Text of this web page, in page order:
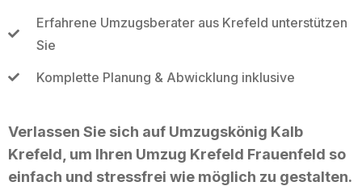
Erfahrene Umzugsberater aus Krefeld unterstützen
Sie
Komplette Planung & Abwicklung inklusive
Verlassen Sie sich auf Umzugskönig Kalb
Krefeld, um Ihren Umzug Krefeld Frauenfeld so
einfach und stressfrei wie möglich zu gestalten.